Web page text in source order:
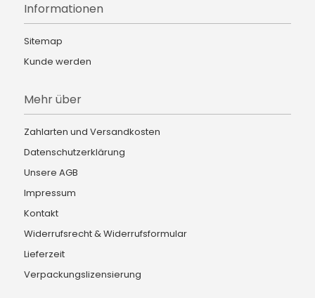
Informationen
Sitemap
Kunde werden
Mehr über
Zahlarten und Versandkosten
Datenschutzerklärung
Unsere AGB
Impressum
Kontakt
Widerrufsrecht & Widerrufsformular
Lieferzeit
Verpackungslizensierung